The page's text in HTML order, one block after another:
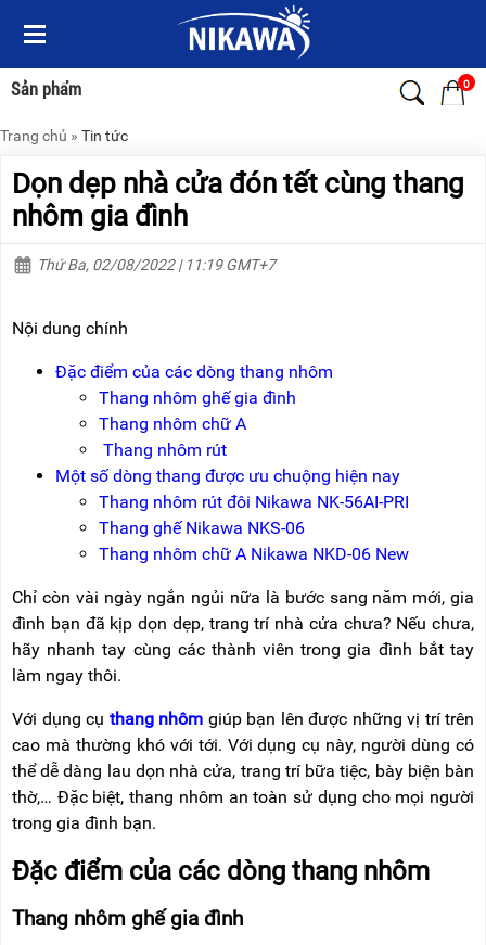
Sản phẩm 0
Menu
Sản
phẩm
TRANG
THANG
NHÔM
XE
TIN
TỨC
BÁO
CHÍ
VỀ
GIỚI
THIỆU
LÝ
HÀNH
Menu
Sản
phẩm
TRANG
THANG
NHÔM
THANG
NHÔM
CÁCH
THANG
NHÔM
THANG
NHÔM
CÔNG
NGHIỆP
NHÔM
GIÀN
Trang chủ » Tin tức
Dọn dẹp nhà cửa đón tết cùng thang
nhôm gia đình
Thứ Ba, 02/08/2022 | 11:19 GMT+7
Nội dung chính
Đặc điểm của các dòng thang nhôm
Thang nhôm ghế gia đình
Thang nhôm chữ A
Thang nhôm rút
Một số dòng thang được ưu chuộng hiện nay
Thang nhôm rút đôi Nikawa NK-56AI-PRI
Thang ghế Nikawa NKS-06
Thang nhôm chữ A Nikawa NKD-06 New
Chỉ còn vài ngày ngắn ngủi nữa là bước sang năm mới, gia
đình bạn đã kịp dọn dẹp, trang trí nhà cửa chưa? Nếu chưa,
hãy nhanh tay cùng các thành viên trong gia đình bắt tay
làm ngay thôi.
Với dụng cụ thang nhôm giúp bạn lên được những vị trí trên
cao mà thường khó với tới. Với dụng cụ này, người dùng có
thể dễ dàng lau dọn nhà cửa, trang trí bữa tiệc, bày biện bàn
thờ,… Đặc biệt, thang nhôm an toàn sử dụng cho mọi người
trong gia đình bạn.
Đặc điểm của các dòng thang nhôm
Thang nhôm ghế gia đình